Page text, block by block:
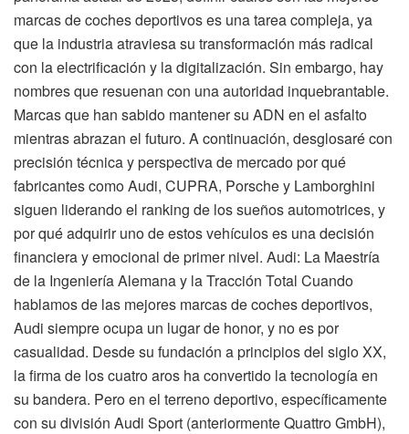
marcas de coches deportivos es una tarea compleja, ya
que la industria atraviesa su transformación más radical
con la electrificación y la digitalización. Sin embargo, hay
nombres que resuenan con una autoridad inquebrantable.
Marcas que han sabido mantener su ADN en el asfalto
mientras abrazan el futuro. A continuación, desglosaré con
precisión técnica y perspectiva de mercado por qué
fabricantes como Audi, CUPRA, Porsche y Lamborghini
siguen liderando el ranking de los sueños automotrices, y
por qué adquirir uno de estos vehículos es una decisión
financiera y emocional de primer nivel. Audi: La Maestría
de la Ingeniería Alemana y la Tracción Total Cuando
hablamos de las mejores marcas de coches deportivos,
Audi siempre ocupa un lugar de honor, y no es por
casualidad. Desde su fundación a principios del siglo XX,
la firma de los cuatro aros ha convertido la tecnología en
su bandera. Pero en el terreno deportivo, específicamente
con su división Audi Sport (anteriormente Quattro GmbH),